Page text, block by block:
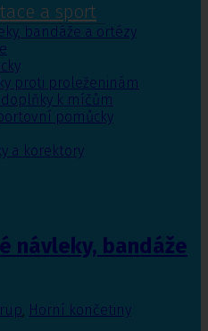
a sport
bandáže a ortézy
proti proleženinám
k míčům
pomůcky
a korektory
návleky, bandáže
, Horní končetiny